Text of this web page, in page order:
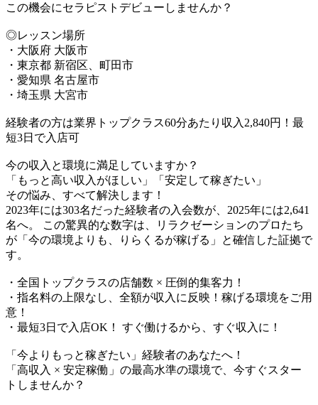
この機会にセラピストデビューしませんか？
◎レッスン場所
・大阪府 大阪市
・東京都 新宿区、町田市
・愛知県 名古屋市
・埼玉県 大宮市
経験者の方は業界トップクラス60分あたり収入2,840円！最
短3日で入店可
今の収入と環境に満足していますか？
「もっと高い収入がほしい」「安定して稼ぎたい」
その悩み、すべて解決します！
2023年には303名だった経験者の入会数が、2025年には2,641
名へ。 この驚異的な数字は、リラクゼーションのプロたち
が「今の環境よりも、りらくるが稼げる」と確信した証拠で
す。
・全国トップクラスの店舗数 × 圧倒的集客力！
・指名料の上限なし、全額が収入に反映！稼げる環境をご用
意！
・最短3日で入店OK！ すぐ働けるから、すぐ収入に！
「今よりもっと稼ぎたい」経験者のあなたへ！
「高収入 × 安定稼働」の最高水準の環境で、今すぐスター
トしませんか？